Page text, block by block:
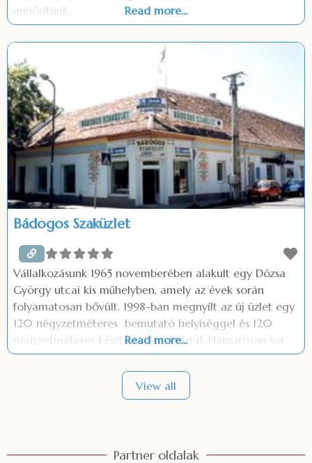
minősítünk.
Read more...
Bádogos Szaküzlet
Vállalkozásunk 1965 novemberében alakult egy Dózsa
György utcai kis műhelyben, amely az évek során
folyamatosan bővült. 1998-ban megnyílt az új üzlet egy
120 négyzetméteres bemutató helyiséggel és 120
négyzetméteres késztermék raktárral. Hamarosan sor
került a műhely korszerűsítésére. Itt a hagyományos
bádogos termékek előállítása mellett, a különféle
egyedi megrendelések készítése történik. Üzletünkben
Read more...
View all
Partner oldalak